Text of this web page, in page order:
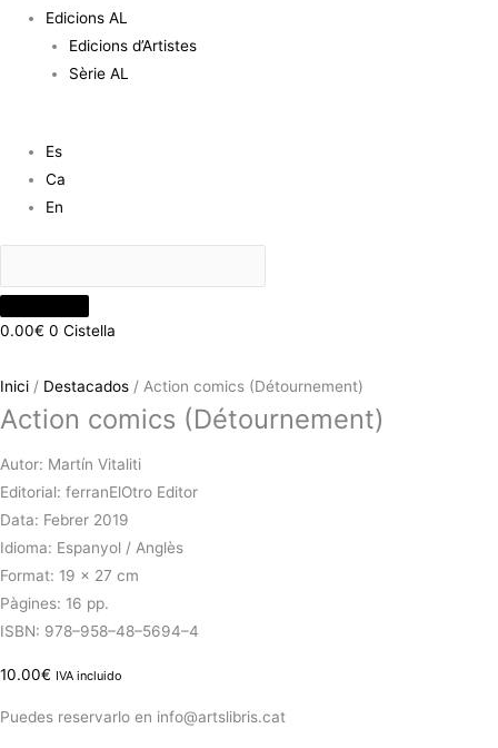
Edicions AL
Edicions d’Artistes
Sèrie AL
Es
Ca
En
0.00€ 0 Cistella
Inici / Destacados / Action comics (Détournement)
Action comics (Détournement)
Autor: Martín Vitaliti
Editorial: ferranElOtro Editor
Data: Febrer 2019
Idioma: Espanyol / Anglès
Format: 19 x 27 cm
Pàgines: 16 pp.
ISBN: 978–958–48–5694–4
10.00€ IVA incluido
Puedes reservarlo en info@artslibris.cat